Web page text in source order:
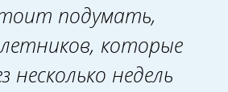
подумать,
которые
недель